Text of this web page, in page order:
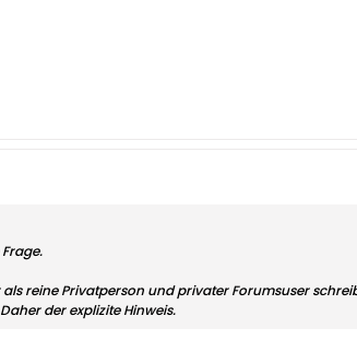
reine Privatperson und privater Forumsuser
der explizite Hinweis.